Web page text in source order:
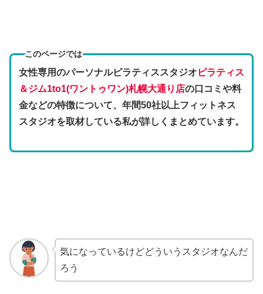
このページでは
女性専用のパーソナルピラティススタジオ ピラティス
＆ジム1to1(ワントゥワン)札幌大通り店の口コミや料
金などの特徴について、年間50社以上フィットネス
スタジオを取材している私が詳しくまとめています。
気になっているけどどういうスタジオなんだ
ろう